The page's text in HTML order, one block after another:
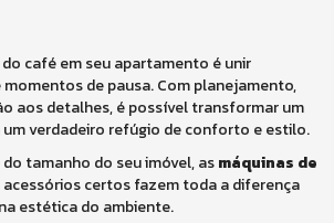
café em seu apartamento é unir
de pausa. Com planejamento,
aos detalhes, é possível transformar um
verdadeiro refúgio de conforto e estilo.
tamanho do seu imóvel, asmáquinas de
acessórios certos fazem toda a diferença
estética do ambiente.